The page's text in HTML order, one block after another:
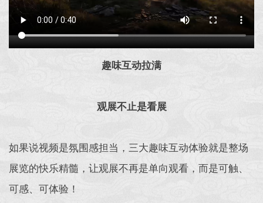
趣味互动拉满
观展不止是看展
如果说视频是氛围感担当，三大趣味互动体验就是整场
展览的快乐精髓，让观展不再是单向观看，而是可触、
可感、可体验！